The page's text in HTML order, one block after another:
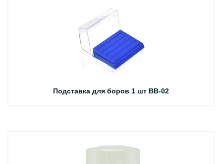
Подставка для боров 1 шт BB-02